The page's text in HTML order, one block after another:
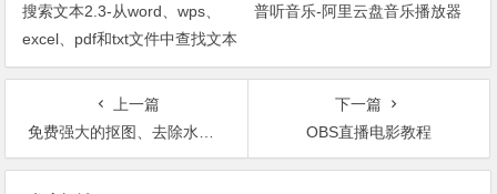
搜索文本2.3-从word、wps、
excel、pdf和txt文件中查找文本
的工具
普听音乐-阿里云盘音乐播放器
上一篇
免费强大的抠图、去除水印、消除瑕疵小工具 – Teorex Inpaint 最新绿色汉化版
下一篇
OBS直播电影教程